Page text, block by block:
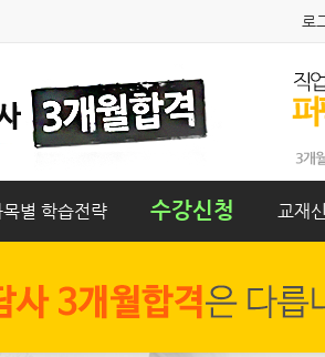
로
별 학습전략 수강신청 교재